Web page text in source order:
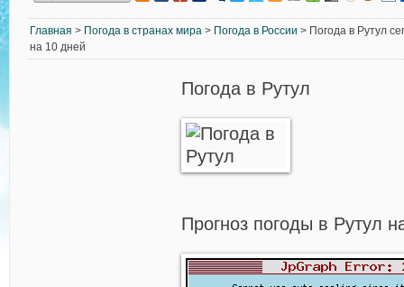
Главная > Погода в странах мира > Погода в России > Погода в Рутул
на 10 дней
Погода в Рутул
Прогноз погоды в Рутул